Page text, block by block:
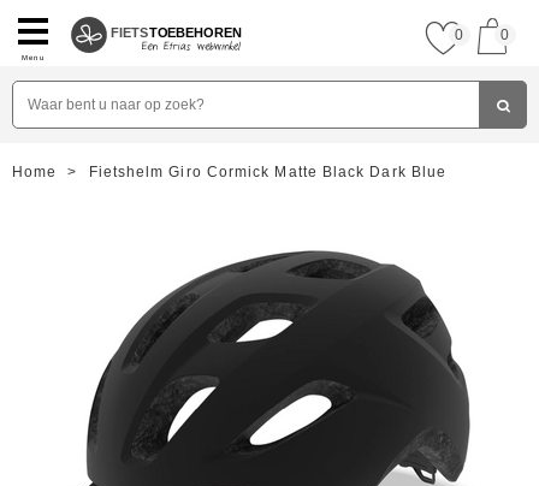
Menu
FIETSTOEBEHOREN 0 0
Home > Fietshelm Giro Cormick Matte Black Dark Blue